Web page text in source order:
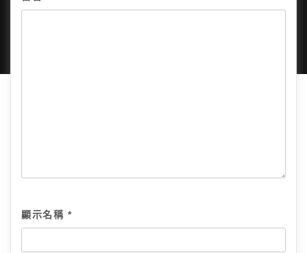
顯示名稱 *
隱私政策 網站地圖 全部文章